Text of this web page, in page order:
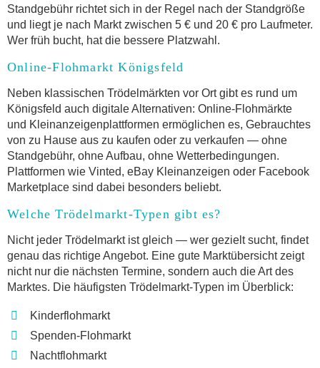
Standgebühr richtet sich in der Regel nach der Standgröße
und liegt je nach Markt zwischen 5 € und 20 € pro Laufmeter.
Wer früh bucht, hat die bessere Platzwahl.
Online-Flohmarkt Königsfeld
Neben klassischen Trödelmärkten vor Ort gibt es rund um
Königsfeld auch digitale Alternativen: Online-Flohmärkte
und Kleinanzeigenplattformen ermöglichen es, Gebrauchtes
von zu Hause aus zu kaufen oder zu verkaufen — ohne
Standgebühr, ohne Aufbau, ohne Wetterbedingungen.
Plattformen wie Vinted, eBay Kleinanzeigen oder Facebook
Marketplace sind dabei besonders beliebt.
Welche Trödelmarkt-Typen gibt es?
Nicht jeder Trödelmarkt ist gleich — wer gezielt sucht, findet
genau das richtige Angebot. Eine gute Marktübersicht zeigt
nicht nur die nächsten Termine, sondern auch die Art des
Marktes. Die häufigsten Trödelmarkt-Typen im Überblick:
Kinderflohmarkt
Spenden-Flohmarkt
Nachtflohmarkt